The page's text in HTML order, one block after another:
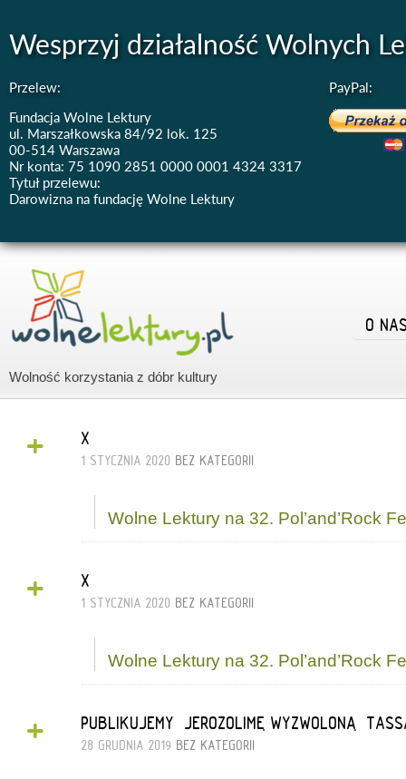
Wesprzyj działalność Wolnych
Przelew:
Fundacja Wolne Lektury
ul. Marszałkowska 84/92 lok. 125
00-514 Warszawa
Nr konta: 75 1090 2851 0000 0001 4324 3317
Tytuł przelewu:
Darowizna na fundację Wolne Lektury
PayPal:
Wolność korzystania z dóbr kultury
O
+ X
1 STYCZNIA 2020 BEZ KATEGORII
Wolne Lektury na 32. Pol’and’Rock
+ X
1 STYCZNIA 2020 BEZ KATEGORII
Wolne Lektury na 32. Pol’and’Rock
+ PUBLIKUJEMY „JEROZOLIMĘ WYZWOLONĄ”
28 GRUDNIA 2019 BEZ KATEGORII